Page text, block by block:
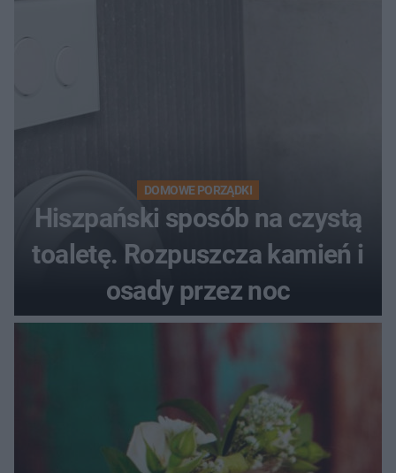
DOMOWE PORZĄDKI
Hiszpański sposób na czystą
toaletę. Rozpuszcza kamień i
osady przez noc